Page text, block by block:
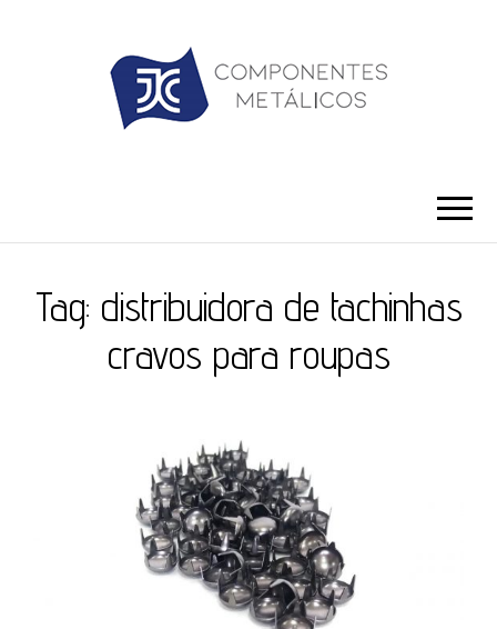
Tag: distribuidora de tachinhas
cravos para roupas